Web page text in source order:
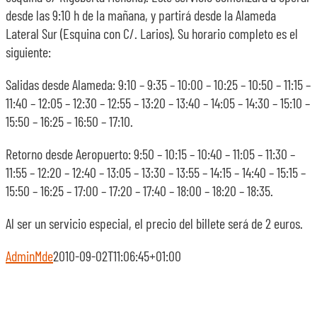
desde las 9:10 h de la mañana, y partirá desde la Alameda
Lateral Sur (Esquina con C/. Larios). Su horario completo es el
siguiente:
Salidas desde Alameda: 9:10 – 9:35 – 10:00 – 10:25 – 10:50 – 11:15 –
11:40 – 12:05 – 12:30 – 12:55 – 13:20 – 13:40 – 14:05 – 14:30 – 15:10 –
15:50 – 16:25 – 16:50 – 17:10.
Retorno desde Aeropuerto: 9:50 – 10:15 – 10:40 – 11:05 – 11:30 –
11:55 – 12:20 – 12:40 – 13:05 – 13:30 – 13:55 – 14:15 – 14:40 – 15:15 –
15:50 – 16:25 – 17:00 – 17:20 – 17:40 – 18:00 – 18:20 – 18:35.
Al ser un servicio especial, el precio del billete será de 2 euros.
AdminMde2010-09-02T11:06:45+01:00